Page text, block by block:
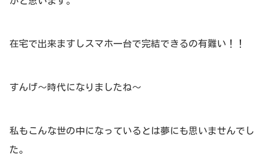
在宅で出来ますしスマホ一台で完結できるの有難い！！
すんげ～時代になりましたね～
私もこんな世の中になっているとは夢にも思いませんでし
た。